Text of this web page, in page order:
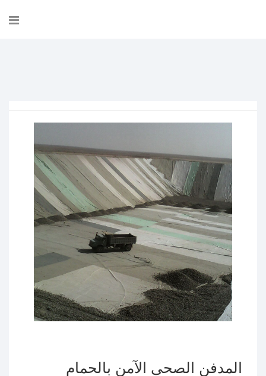
المدفن الصحى الآمن بالحمام